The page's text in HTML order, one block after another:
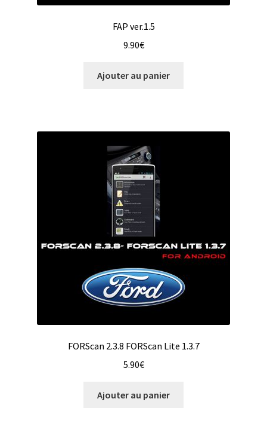
FAP ver.1.5
9.90€
Ajouter au panier
FORScan 2.3.8 FORScan Lite 1.3.7
5.90€
Ajouter au panier